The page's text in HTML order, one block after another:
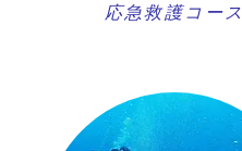
​応急救護コース